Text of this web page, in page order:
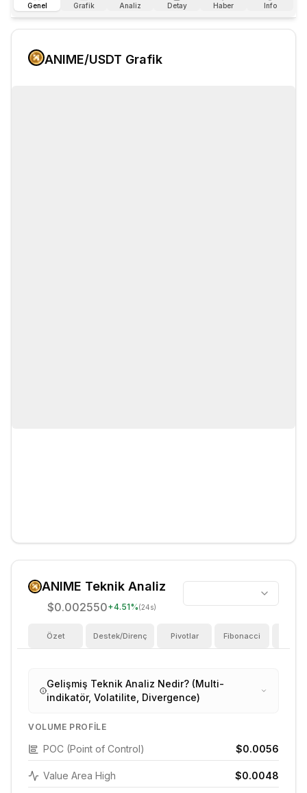
Genel Grafik Analiz Detay Haber Info
ANIME/USDT Grafik
ANIME Teknik Analiz
$0.002550+4.51%(24s)
Özet Destek/Direnç Pivotlar Fibonacci
Gelişmiş Teknik Analiz Nedir? (Multi-
indikatör, Volatilite, Divergence)
VOLUME PROFILE
POC (Point of Control) $0.0056
Value Area High $0.0048